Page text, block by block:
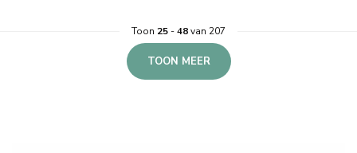
Toon 25-48van 207
TOON MEER